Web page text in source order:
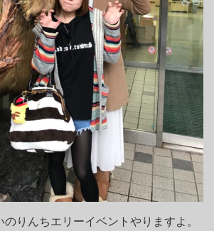
りんちエリーイベントやりますよ。